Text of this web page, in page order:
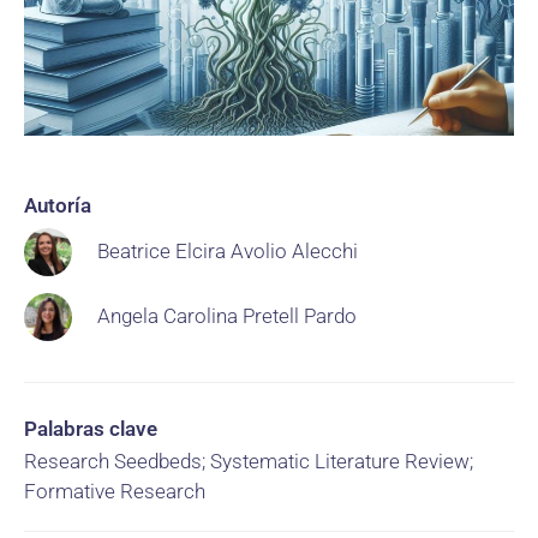
Autoría
Beatrice Elcira Avolio Alecchi
Angela Carolina Pretell Pardo
Palabras clave
Research Seedbeds; Systematic Literature Review;
Formative Research